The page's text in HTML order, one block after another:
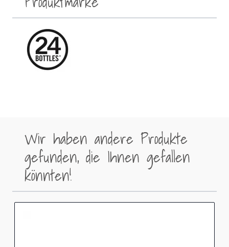
Wir haben andere Produkte
gefunden, die Ihnen gefallen
könnten!